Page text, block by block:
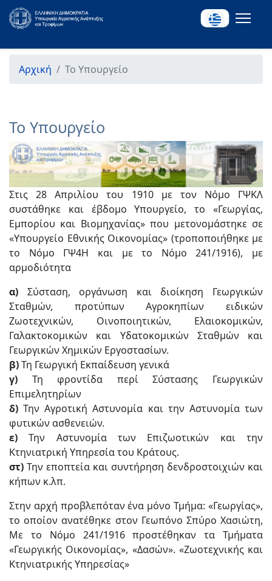
Αρχική Το Υπουργείο
Το Υπουργείο
Στις 28 Απριλίου του 1910 με τον Νόμο ΓΨΚΛ
συστάθηκε και έβδομο Υπουργείο, το «Γεωργίας,
Εμπορίου και Βιομηχανίας» που μετονομάστηκε σε
«Υπουργείο Εθνικής Οικονομίας» (τροποποιήθηκε με
το Νόμο ΓΨ4Η και με το Νόμο 241/1916), με
αρμοδιότητα
α) Σύσταση, οργάνωση και διοίκηση Γεωργικών
Σταθμών, προτύπων Αγροκηπίων ειδικών
Ζωοτεχνικών, Οινοποιητικών, Ελαιοκομικών,
Γαλακτοκομικών και Υδατοκομικών Σταθμών και
Γεωργικών Χημικών Εργοστασίων.
β)Τη Γεωργική Εκπαίδευση γενικά
γ) Τη φροντίδα περί Σύστασης Γεωργικών
Επιμελητηρίων
δ) Την Αγροτική Αστυνομία και την Αστυνομία των
φυτικών ασθενειών.
ε) Την Αστυνομία των Επιζωοτικών και την
Κτηνιατρική Υπηρεσία του Κράτους.
στ) Την εποπτεία και συντήρηση δενδροστοιχιών και
κήπων κ.λπ.
Στην αρχή προβλεπόταν ένα μόνο Τμήμα: «Γεωργίας»,
το οποίον ανατέθηκε στον Γεωπόνο Σπύρο Χασιώτη,
Με το Νόμο 241/1916 προστέθηκαν τα Τμήματα
«Γεωργικής Οικονομίας», «Δασών». «Ζωοτεχνικής και
Κτηνιατρικής Υπηρεσίας»